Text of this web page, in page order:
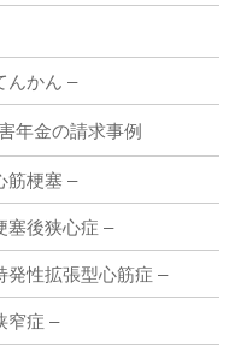
んかん –
年金の請求事例
筋梗塞 –
後狭心症 –
性拡張型心筋症 –
窄症 –